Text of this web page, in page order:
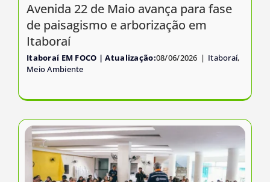
Avenida 22 de Maio avança para fase
de paisagismo e arborização em
Itaboraí
Itaboraí EM FOCO 08/06/2026 | Itaboraí,
Meio Ambiente